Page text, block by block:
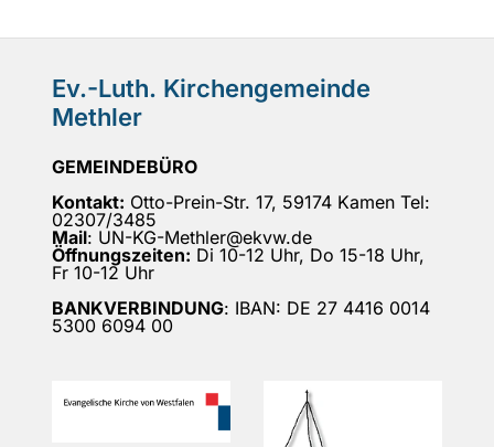
Ev.-Luth. Kirchengemeinde
Methler
GEMEINDEBÜRO
Kontakt: Otto-Prein-Str. 17, 59174 Kamen Tel:
02307/3485
Mail: UN-KG-Methler@ekvw.de
Öffnungszeiten: Di 10-12 Uhr, Do 15-18 Uhr,
Fr 10-12 Uhr
BANKVERBINDUNG: IBAN: DE 27 4416 0014
5300 6094 00